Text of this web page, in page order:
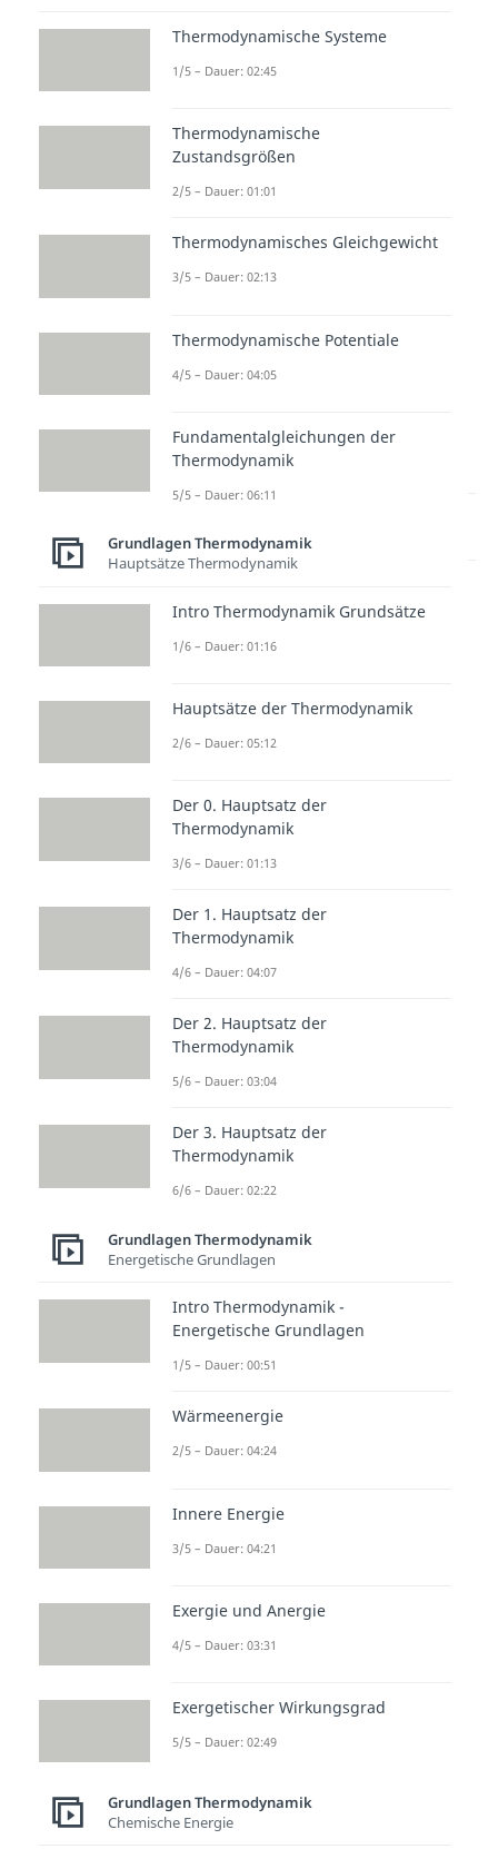
mental
ngen
der
Thermo
k
06:11
Thermo
k
Grunds
ätze
Haupts
Thermo
Entdecke hier deine Chancen.
Grundlagen
Thermodynamik
Thermodynamische Grundsätze
Dauer: 02:45
Thermodynamische
Zustandsgrößen
Gleichgewicht
Dauer: 02:13
Thermodynamische Potentiale
Fundamentalgleichungen der
Thermodynamik
Thermodynamische Systeme
1/5 – Dauer: 02:45
Thermodynamische
Zustandsgrößen
2/5 – Dauer: 01:01
Thermodynamisches Gleichgewicht
3/5 – Dauer: 02:13
Thermodynamische Potentiale
4/5 – Dauer: 04:05
Fundamentalgleichungen der
Thermodynamik
5/5 – Dauer: 06:11
Grundlagen Thermodynamik
Hauptsätze Thermodynamik
Intro Thermodynamik Grundsätze
1/6 – Dauer: 01:16
Hauptsätze der Thermodynamik
2/6 – Dauer: 05:12
Der 0. Hauptsatz der
Thermodynamik
3/6 – Dauer: 01:13
Der 1. Hauptsatz der
Thermodynamik
4/6 – Dauer: 04:07
Der 2. Hauptsatz der
Thermodynamik
5/6 – Dauer: 03:04
Der 3. Hauptsatz der
Thermodynamik
6/6 – Dauer: 02:22
Grundlagen Thermodynamik
Energetische Grundlagen
Intro Thermodynamik -
Energetische Grundlagen
1/5 – Dauer: 00:51
Wärmeenergie
2/5 – Dauer: 04:24
Innere Energie
3/5 – Dauer: 04:21
Exergie und Anergie
4/5 – Dauer: 03:31
Exergetischer Wirkungsgrad
5/5 – Dauer: 02:49
Grundlagen Thermodynamik
Chemische Energie